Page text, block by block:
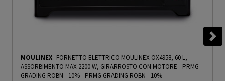
MOULINEX FORNETTO ELETTRICO MOULINEX OX4958, 60 L,
ASSORBIMENTO MAX 2200 W, GIRARROSTO CON MOTORE - PRMG
GRADING ROBN - 10%- PRMG GRADING ROBN - 10%